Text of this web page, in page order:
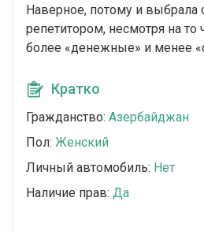
Наверное, потому и выбрала
репетитором, несмотря на то
более «денежные» и менее
Кратко
Гражданство: Азербайджан
Пол: Женский
Личный автомобиль: Нет
Наличие прав: Да